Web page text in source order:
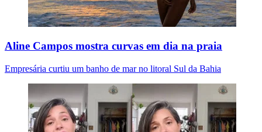
Aline Campos mostra curvas em dia na praia
Empresária curtiu um banho de mar no litoral Sul da Bahia